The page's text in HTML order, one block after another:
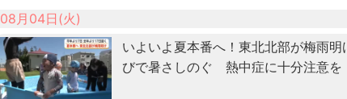
08月04日(火)
いよいよ夏本番へ！東北北部が梅雨
びで暑さしのぐ 熱中症に十分注意